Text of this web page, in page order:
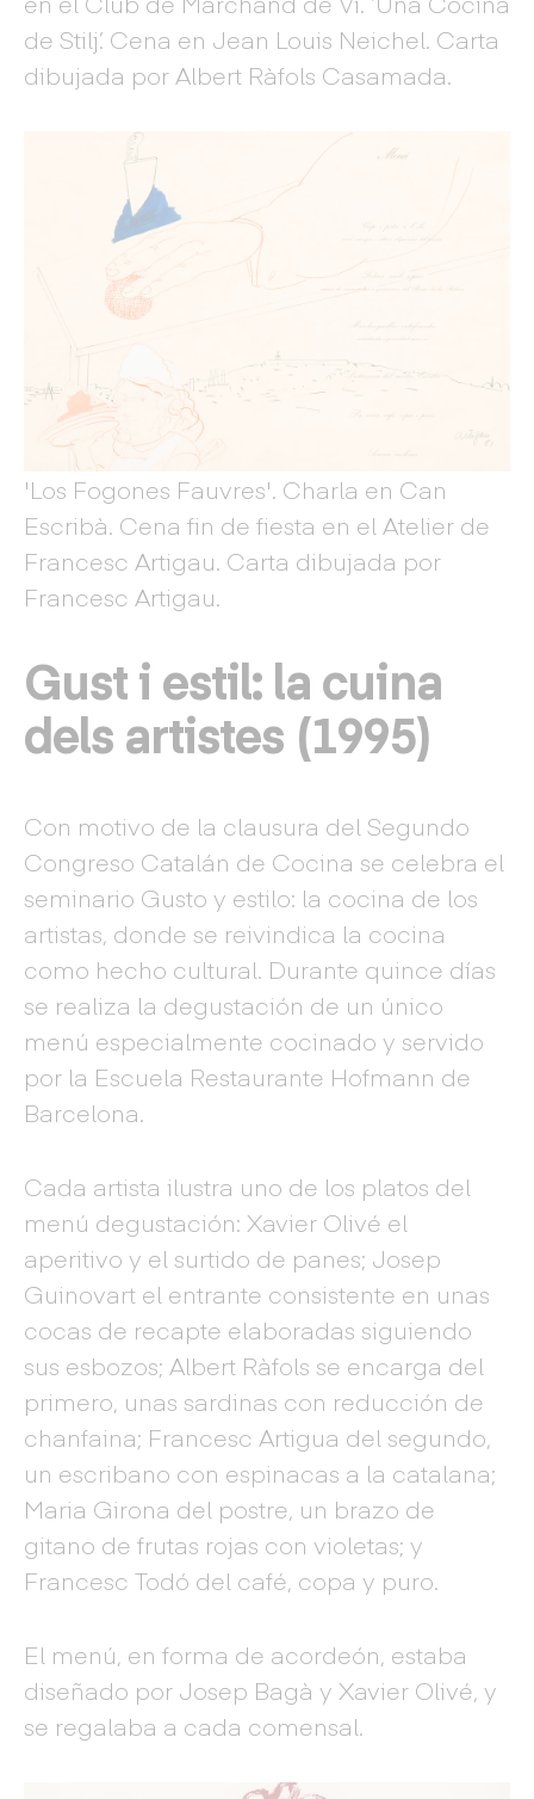
de Stilj’. Cena en Jean Louis Neichel. Carta
dibujada por Albert Ràfols Casamada.
'Los Fogones Fauvres'. Charla en Can
Escribà. Cena fin de fiesta en el Atelier de
Francesc Artigau. Carta dibujada por
Francesc Artigau.
Gust i estil: la cuina
dels artistes (1995)
Con motivo de la clausura del Segundo
Congreso Catalán de Cocina se celebra el
seminario Gusto y estilo: la cocina de los
artistas, donde se reivindica la cocina
como hecho cultural. Durante quince días
se realiza la degustación de un único
menú especialmente cocinado y servido
por la Escuela Restaurante Hofmann de
Barcelona.
Cada artista ilustra uno de los platos del
menú degustación: Xavier Olivé el
aperitivo y el surtido de panes; Josep
Guinovart el entrante consistente en unas
cocas de recapte elaboradas siguiendo
sus esbozos; Albert Ràfols se encarga del
primero, unas sardinas con reducción de
chanfaina; Francesc Artigua del segundo,
un escribano con espinacas a la catalana;
Maria Girona del postre, un brazo de
gitano de frutas rojas con violetas; y
Francesc Todó del café, copa y puro.
El menú, en forma de acordeón, estaba
diseñado por Josep Bagà y Xavier Olivé, y
se regalaba a cada comensal.